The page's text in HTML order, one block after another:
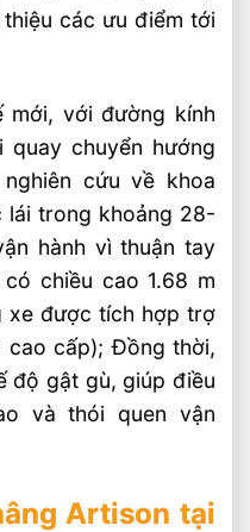
các ưu điểm tới
mới, với đường kính
chuyển hướng
cứu về khoa
lái trong khoảng 28-
hành vì thuận tay
chiều cao 1.68 m
xe được tích hợp trợ
cấp); Đồng thời,
độ gật gù, giúp điều
và thói quen vận
Artison tại